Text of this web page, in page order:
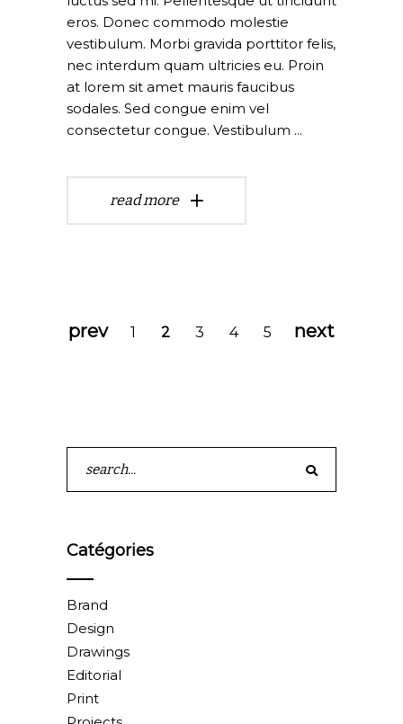
eros. Donec commodo molestie
vestibulum. Morbi gravida porttitor felis,
nec interdum quam ultricies eu. Proin
at lorem sit amet mauris faucibus
sodales. Sed congue enim vel
consectetur congue. Vestibulum
read more
prev 1 2 3 4 5 next
for:
Catégories
Brand
Design
Drawings
Editorial
Print